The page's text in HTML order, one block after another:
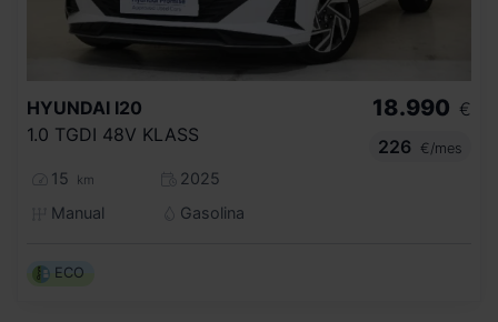
HYUNDAI I20
1.0 TGDI 48V KLASS
15 km
2025
Manual
Gasolina
18.990 €
226
€/mes
ECO